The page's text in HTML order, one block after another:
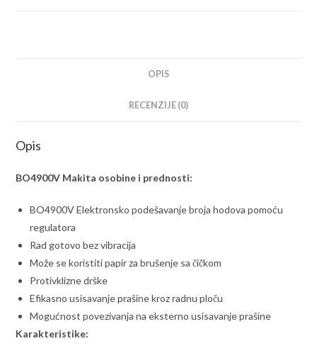
OPIS
RECENZIJE (0)
Opis
BO4900V Makita osobine i prednosti:
BO4900V Elektronsko podešavanje broja hodova pomoću
regulatora
Rad gotovo bez vibracija
Može se koristiti papir za brušenje sa čičkom
Protivklizne drške
Efikasno usisavanje prašine kroz radnu ploču
Mogućnost povezivanja na eksterno usisavanje prašine
Karakteristike: